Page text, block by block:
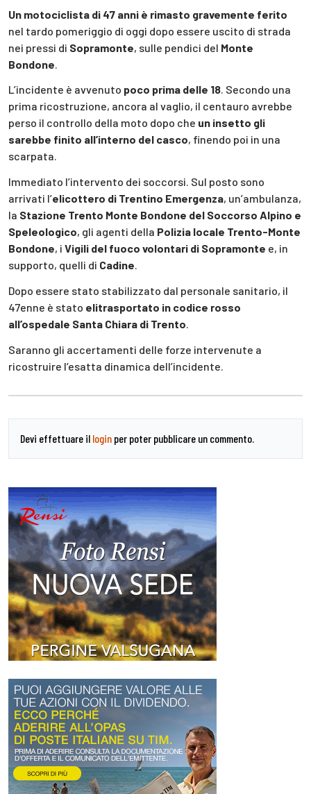
Un motociclista di 47 anni è rimasto gravemente ferito
nel tardo pomeriggio di oggi dopo essere uscito di strada
nei pressi di Sopramonte, sulle pendici del Monte
Bondone
L’incidente è avvenuto poco prima delle 18. Secondo una
prima ricostruzione, ancora al vaglio, il centauro avrebbe
perso il controllo della moto dopo che un insetto gli
sarebbe finito all’interno del casco, finendo poi in una
scarpata.
Immediato l’intervento dei soccorsi. Sul posto sono
arrivati l’elicottero di Trentino Emergenza, un’ambulanza,
la Stazione Trento Monte Bondone del Soccorso Alpino e
Speleologico, gli agenti della Polizia locale Trento-Monte
Bondone, i Vigili del fuoco volontari di Sopramonte e, in
supporto, quelli di Cadine.
Dopo essere stato stabilizzato dal personale sanitario, il
47enne è stato elitrasportato in codice rosso
all’ospedale Santa Chiara di Trento.
Saranno gli accertamenti delle forze intervenute a
ricostruire l’esatta dinamica dell’incidente.
Devi effettuare il login per poter pubblicare un commento.